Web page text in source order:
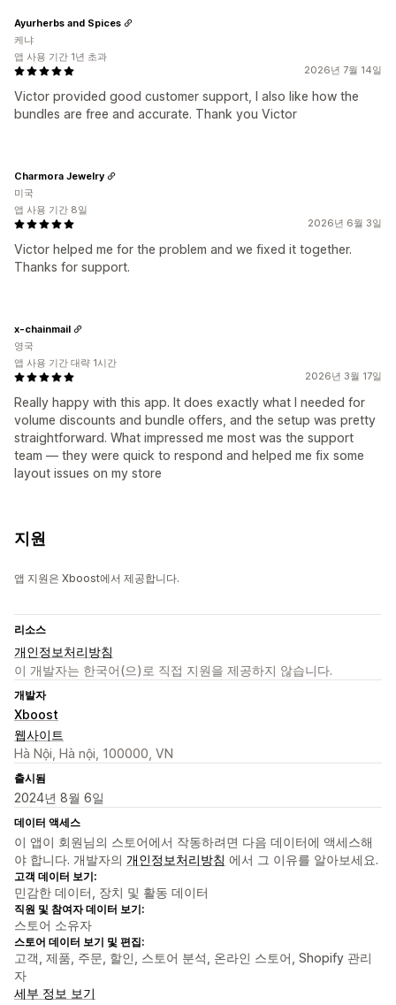
2026년 7월 14일
Victor provided good customer support, I also like how the
bundles are free and accurate. Thank you Victor
Ayurherbs and Spices
케냐
앱 사용 기간 1년 초과
2026년 6월 3일
Victor helped me for the problem and we fixed it together.
Thanks for support.
Charmora Jewelry
미국
앱 사용 기간 8일
2026년 3월 17일
Really happy with this app. It does exactly what I needed for
volume discounts and bundle offers, and the setup was pretty
straightforward. What impressed me most was the support
team — they were quick to respond and helped me fix some
layout issues on my store
x-chainmail
영국
앱 사용 기간 대략 1시간
지원
앱 지원은 Xboost에서 제공합니다.
리소스
개인정보처리방침
이 개발자는 한국어(으)로 직접 지원을 제공하지 않습니다.
개발자
Xboost
웹사이트
Hà Nội, Hà nội, 100000, VN
출시됨
2024년 8월 6일
데이터 액세스
이 앱이 회원님의 스토어에서 작동하려면 다음 데이터에 액세스해
야 합니다. 개발자의 개인정보처리방침 에서 그 이유를 알아보세요.
고객 데이터 보기:
민감한 데이터, 장치 및 활동 데이터
직원 및 참여자 데이터 보기:
스토어 소유자
스토어 데이터 보기 및 편집:
고객, 제품, 주문, 할인, 스토어 분석, 온라인 스토어, Shopify 관리
자
세부 정보 보기